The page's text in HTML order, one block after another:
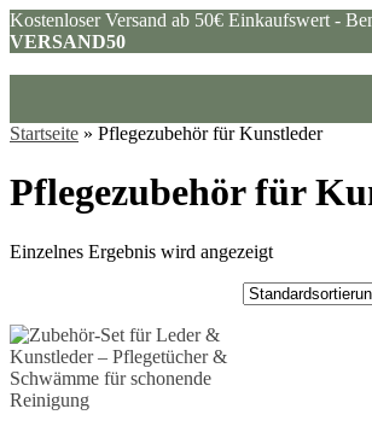
Kostenloser Versand ab 50€ Einkaufswert -
VERSAND50
Startseite » Pflegezubehör für Kunstleder
Pflegezubehör für
Einzelnes Ergebnis wird angezeigt